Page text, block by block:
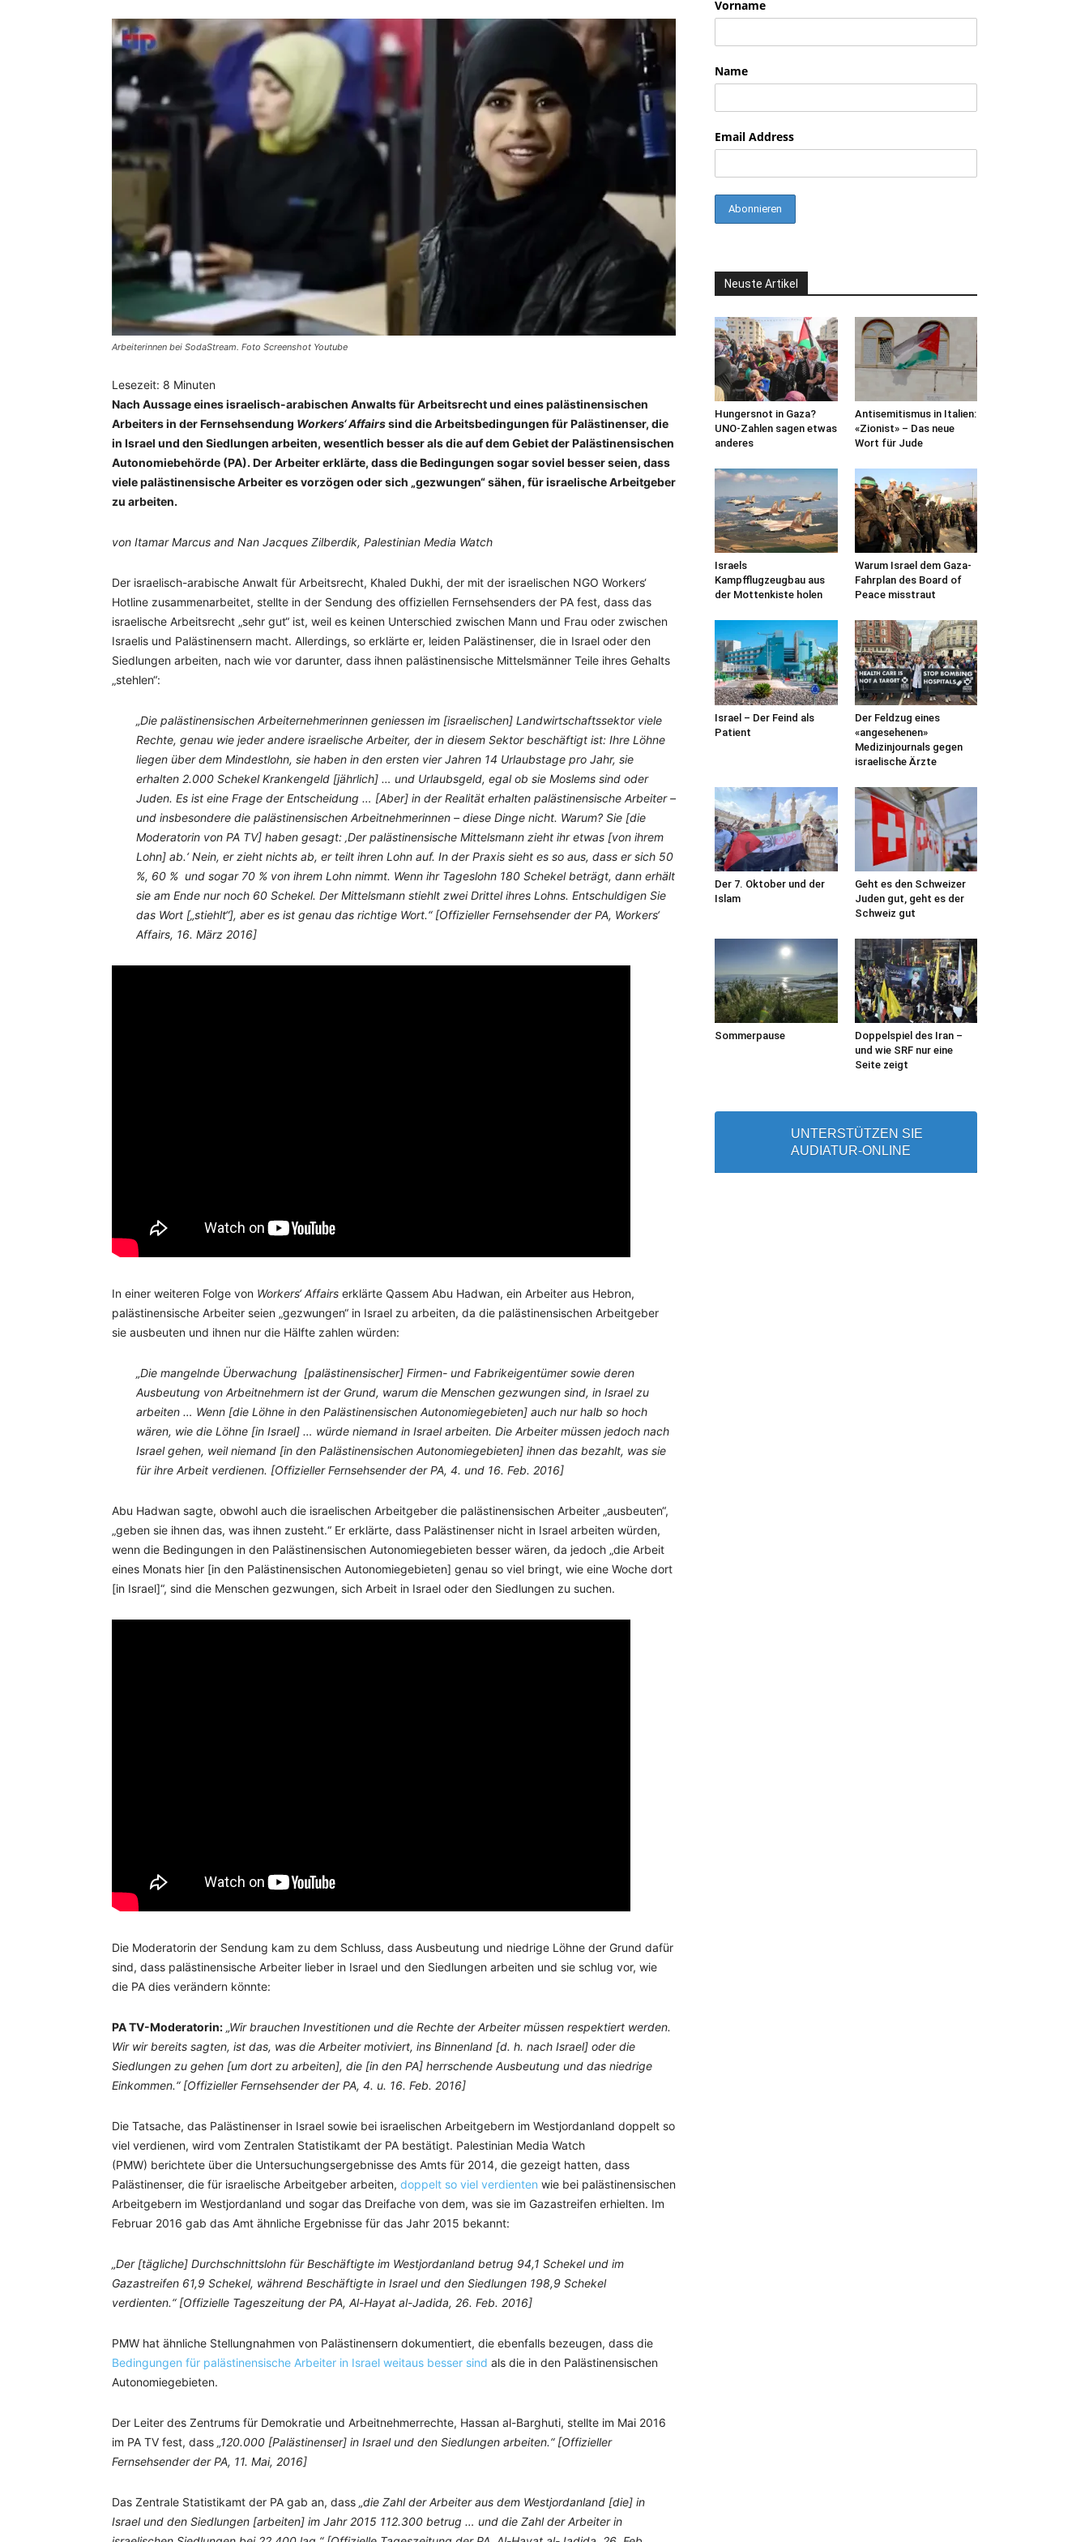
Arbeiterinnen bei SodaStream. Foto Screenshot Youtube
Lesezeit: 8 Minuten
Nach Aussage eines israelisch-arabischen Anwalts für Arbeitsrecht und eines palästinensischen
Arbeiters in der Fernsehsendung Workers‘ Affairssind die Arbeitsbedingungen für Palästinenser, die
in Israel und den Siedlungen arbeiten, wesentlich besser als die auf dem Gebiet der Palästinensischen
Autonomiebehörde (PA). Der Arbeiter erklärte, dass die Bedingungen sogar soviel besser seien, dass
viele palästinensische Arbeiter es vorzögen oder sich „gezwungen“ sähen, für israelische Arbeitgeber
zu arbeiten.
von Itamar Marcus and Nan Jacques Zilberdik, Palestinian Media Watch
Der israelisch-arabische Anwalt für Arbeitsrecht, Khaled Dukhi, der mit der israelischen NGO Workers‘
Hotline zusammenarbeitet, stellte in der Sendung des offiziellen Fernsehsenders der PA fest, dass das
israelische Arbeitsrecht „sehr gut“ ist, weil es keinen Unterschied zwischen Mann und Frau oder zwischen
Israelis und Palästinensern macht. Allerdings, so erklärte er, leiden Palästinenser, die in Israel oder den
Siedlungen arbeiten, nach wie vor darunter, dass ihnen palästinensische Mittelsmänner Teile ihres Gehalts
„stehlen“:
„Die palästinensischen Arbeiternehmerinnen geniessen im [israelischen] Landwirtschaftssektor viele
Rechte, genau wie jeder andere israelische Arbeiter, der in diesem Sektor beschäftigt ist: Ihre Löhne
liegen über dem Mindestlohn, sie haben in den ersten vier Jahren 14 Urlaubstage pro Jahr, sie
erhalten 2.000 Schekel Krankengeld [jährlich] … und Urlaubsgeld, egal ob sie Moslems sind oder
Juden. Es ist eine Frage der Entscheidung … [Aber] in der Realität erhalten palästinensische Arbeiter –
und insbesondere die palästinensischen Arbeitnehmerinnen – diese Dinge nicht. Warum? Sie [die
Moderatorin von PA TV] haben gesagt: ‚Der palästinensische Mittelsmann zieht ihr etwas [von ihrem
Lohn] ab.‘ Nein, er zieht nichts ab, er teilt ihren Lohn auf. In der Praxis sieht es so aus, dass er sich 50
%, 60 % und sogar 70 % von ihrem Lohn nimmt. Wenn ihr Tageslohn 180 Schekel beträgt, dann erhält
sie am Ende nur noch 60 Schekel. Der Mittelsmann stiehlt zwei Drittel ihres Lohns. Entschuldigen Sie
das Wort [„stiehlt“], aber es ist genau das richtige Wort.“ [Offizieller Fernsehsender der PA, Workers‘
Affairs, 16. März 2016]
In einer weiteren Folge von Workers‘ Affairs erklärte Qassem Abu Hadwan, ein Arbeiter aus Hebron,
palästinensische Arbeiter seien „gezwungen“ in Israel zu arbeiten, da die palästinensischen Arbeitgeber
sie ausbeuten und ihnen nur die Hälfte zahlen würden:
„Die mangelnde Überwachung [palästinensischer] Firmen- und Fabrikeigentümer sowie deren
Ausbeutung von Arbeitnehmern ist der Grund, warum die Menschen gezwungen sind, in Israel zu
arbeiten … Wenn [die Löhne in den Palästinensischen Autonomiegebieten] auch nur halb so hoch
wären, wie die Löhne [in Israel] … würde niemand in Israel arbeiten. Die Arbeiter müssen jedoch nach
Israel gehen, weil niemand [in den Palästinensischen Autonomiegebieten] ihnen das bezahlt, was sie
für ihre Arbeit verdienen. [Offizieller Fernsehsender der PA, 4. und 16. Feb. 2016]
Abu Hadwan sagte, obwohl auch die israelischen Arbeitgeber die palästinensischen Arbeiter „ausbeuten“,
„geben sie ihnen das, was ihnen zusteht.“ Er erklärte, dass Palästinenser nicht in Israel arbeiten würden,
wenn die Bedingungen in den Palästinensischen Autonomiegebieten besser wären, da jedoch „die Arbeit
eines Monats hier [in den Palästinensischen Autonomiegebieten] genau so viel bringt, wie eine Woche dort
[in Israel]“, sind die Menschen gezwungen, sich Arbeit in Israel oder den Siedlungen zu suchen.
Die Moderatorin der Sendung kam zu dem Schluss, dass Ausbeutung und niedrige Löhne der Grund dafür
sind, dass palästinensische Arbeiter lieber in Israel und den Siedlungen arbeiten und sie schlug vor, wie
die PA dies verändern könnte:
PA TV-Moderatorin: „Wir brauchen Investitionen und die Rechte der Arbeiter müssen respektiert werden.
Wir wir bereits sagten, ist das, was die Arbeiter motiviert, ins Binnenland [d. h. nach Israel] oder die
Siedlungen zu gehen [um dort zu arbeiten], die [in den PA] herrschende Ausbeutung und das niedrige
Einkommen.“ [Offizieller Fernsehsender der PA, 4. u. 16. Feb. 2016]
Die Tatsache, das Palästinenser in Israel sowie bei israelischen Arbeitgebern im Westjordanland doppelt so
viel verdienen, wird vom Zentralen Statistikamt der PA bestätigt. Palestinian Media Watch
(PMW) berichtete über die Untersuchungsergebnisse des Amts für 2014, die gezeigt hatten, dass
Palästinenser, die für israelische Arbeitgeber arbeiten, doppelt so viel verdienten wie bei palästinensischen
Arbeitgebern im Westjordanland und sogar das Dreifache von dem, was sie im Gazastreifen erhielten. Im
Februar 2016 gab das Amt ähnliche Ergebnisse für das Jahr 2015 bekannt:
„Der [tägliche] Durchschnittslohn für Beschäftigte im Westjordanland betrug 94,1 Schekel und im
Gazastreifen 61,9 Schekel, während Beschäftigte in Israel und den Siedlungen 198,9 Schekel
verdienten.“ [Offizielle Tageszeitung der PA, Al-Hayat al-Jadida, 26. Feb. 2016]
PMW hat ähnliche Stellungnahmen von Palästinensern dokumentiert, die ebenfalls bezeugen, dass die
Bedingungen für palästinensische Arbeiter in Israel weitaus besser sind als die in den Palästinensischen
Autonomiegebieten.
Der Leiter des Zentrums für Demokratie und Arbeitnehmerrechte, Hassan al-Barghuti, stellte im Mai 2016
im PA TV fest, dass „120.000 [Palästinenser] in Israel und den Siedlungen arbeiten.“ [Offizieller
Fernsehsender der PA, 11. Mai, 2016]
Das Zentrale Statistikamt der PA gab an, dass „die Zahl der Arbeiter aus dem Westjordanland [die] in
Israel und den Siedlungen [arbeiten] im Jahr 2015 112.300 betrug … und die Zahl der Arbeiter in
Vorname
Name
Email Address
Neuste Artikel
Hungersnot in Gaza?
UNO-Zahlen sagen etwas
anderes
Antisemitismus in Italien:
«Zionist» – Das neue
Wort für Jude
Israels
Kampfflugzeugbau aus
der Mottenkiste holen
Warum Israel dem Gaza-
Fahrplan des Board of
Peace misstraut
Israel – Der Feind als
Patient
Der Feldzug eines
«angesehenen»
Medizinjournals gegen
israelische Ärzte
Der 7. Oktober und der
Islam
Geht es den Schweizer
Juden gut, geht es der
Schweiz gut
Sommerpause
Doppelspiel des Iran –
und wie SRF nur eine
Seite zeigt
UNTERSTÜTZEN SIE
AUDIATUR-ONLINE